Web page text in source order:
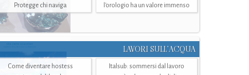
Protegge chi naviga
l'orologio ha un valore immenso
LAVORI SULL’ACQUA
Come diventare hostess
Italsub: sommersi dal lavoro